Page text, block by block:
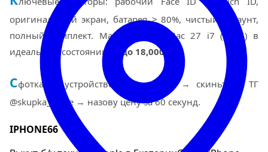
оригинальный экран, батарея ≥ 80%, чистый аккаунт,
полный комплект. Максимум за iMac 27 i7 (2015) в
идеальном состоянии —
до 18,000 ₽
Сфоткайте устройство и серийник → скиньте в ТГ
@skupka_apple → назову цену за 60 секунд.
IPHONE66